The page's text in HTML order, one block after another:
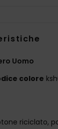
Uomo
colore
riciclato,